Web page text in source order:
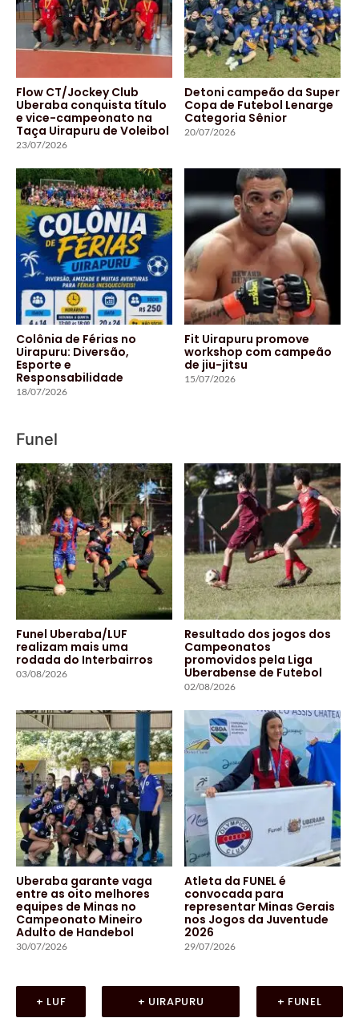
Flow CT/Jockey Club
Uberaba conquista título
e vice-campeonato na
Taça Uirapuru de Voleibol
23/07/2026
Detoni campeão da Super
Copa de Futebol Lenarge
Categoria Sênior
20/07/2026
Colônia de Férias no
Uirapuru: Diversão,
Esporte e
Responsabilidade
18/07/2026
Fit Uirapuru promove
workshop com campeão
de jiu-jitsu
15/07/2026
Funel
Funel Uberaba/LUF
realizam mais uma
rodada do Interbairros
03/08/2026
Resultado dos jogos dos
Campeonatos
promovidos pela Liga
Uberabense de Futebol
02/08/2026
Uberaba garante vaga
entre as oito melhores
equipes de Minas no
Campeonato Mineiro
Adulto de Handebol
30/07/2026
Atleta da FUNEL é
convocada para
representar Minas Gerais
nos Jogos da Juventude
2026
29/07/2026
+ LUF + UIRAPURU + FUNEL